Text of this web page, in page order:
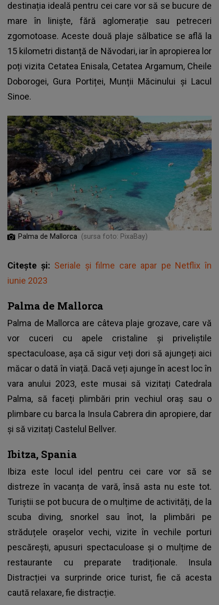
destinația ideală pentru cei care vor să se bucure de
mare în liniște, fără aglomerație sau petreceri
zgomotoase. Aceste două plaje sălbatice se află la
15 kilometri distanță de Năvodari, iar în apropierea lor
poți vizita Cetatea Enisala, Cetatea Argamum, Cheile
Doborogei, Gura Portiței, Munții Măcinului și Lacul
Sinoe.
Palma de Mallorca (sursa foto: PixaBay)
Citește și: Seriale și filme care apar pe Netflix în
iunie 2023
Palma de Mallorca
Palma de Mallorca are câteva plaje grozave, care vă
vor cuceri cu apele cristaline și priveliștile
spectaculoase, așa că sigur veți dori să ajungeți aici
măcar o dată în viață. Dacă veți ajunge în acest loc în
vara anului 2023, este musai să vizitați Catedrala
Palma, să faceți plimbări prin vechiul oraș sau o
plimbare cu barca la Insula Cabrera din apropiere, dar
și să vizitați Castelul Bellver.
Ibitza, Spania
Ibiza este locul idel pentru cei care vor să se
distreze în vacanța de vară, însă asta nu este tot.
Turiștii se pot bucura de o mulțime de activități, de la
scuba diving, snorkel sau înot, la plimbări pe
străduțele orașelor vechi, vizite în vechile porturi
pescărești, apusuri spectaculoase și o mulțime de
restaurante cu preparate tradiționale. Insula
Distracției va surprinde orice turist, fie că acesta
caută relaxare, fie distracție.